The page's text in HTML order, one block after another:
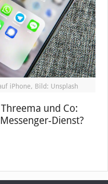
iPhone, Bild: Unsplash
und Co:
Dienst?